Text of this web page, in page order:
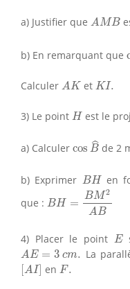
a) Justifier que AMB
A MB
b) En remarquant que
Calculer AK
A K et KI.
KI.
3) Le point H
Hest le
a) Calculer cos ˆ
B
B^
de 2
b) Exprimer BH
BH en
que : BH =
BM2
AB
BH=B M2AB
4) Placer le point E
E
AE = 3 cm.
A E= m. La
[AI]
[ A I] en F.
F.